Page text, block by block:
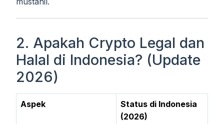
2. Apakah Crypto Legal dan
Halal di Indonesia? (Update
2026)
Aspek
Status di Indonesia
(2026)